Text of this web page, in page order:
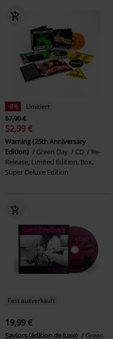
-8%
Limitiert
57,99 €
52,99 €
Warning (25th Anniversary
Edition)
Green Day CD
Re-
Release, Limited Edition, Box,
Super Deluxe Edition
Fast ausverkauft
19,99 €
Saviors (édition de luxe) Green